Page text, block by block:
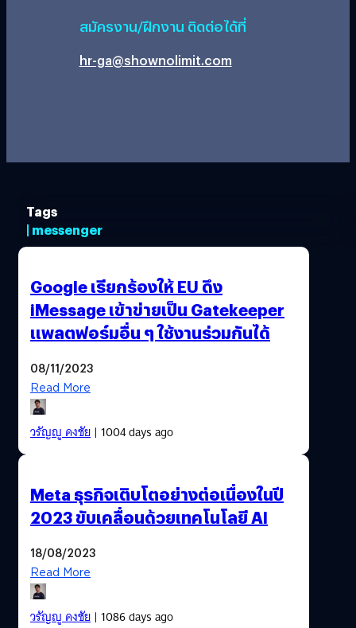
สมัครงาน/ฝึกงาน ติดต่อได้ที่
hr-ga@shownolimit.com
Tags
| messenger
Google เรียกร้องให้ EU ดึง
iMessage เข้าข่ายเป็น Gatekeeper
แพลตฟอร์มอื่น ๆ ใช้งานร่วมกันได้
08/11/2023
Read More
วรัญญู คงชัย| 1004 days ago
Meta ธุรกิจเติบโตอย่างต่อเนื่องในปี
2023 ขับเคลื่อนด้วยเทคโนโลยี AI
18/08/2023
Read More
วรัญญู คงชัย| 1086 days ago